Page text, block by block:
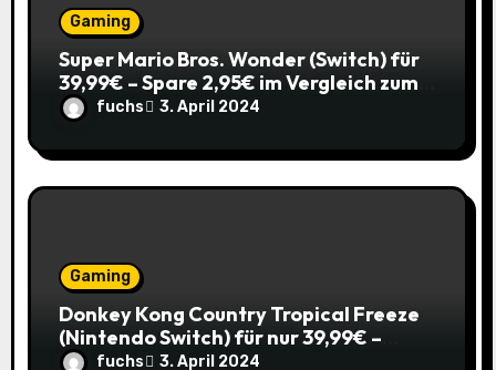
Gaming
Super Mario Bros. Wonder (Switch) für
39,99€ – Spare 2,95€ im Vergleich zum
Normalpreis! 🎮
fuchs 3. April 2024
Gaming
Donkey Kong Country Tropical Freeze
(Nintendo Switch) für nur 39,99€ –
Spare 16% im Vergleich zum alten Preis!
fuchs 3. April 2024